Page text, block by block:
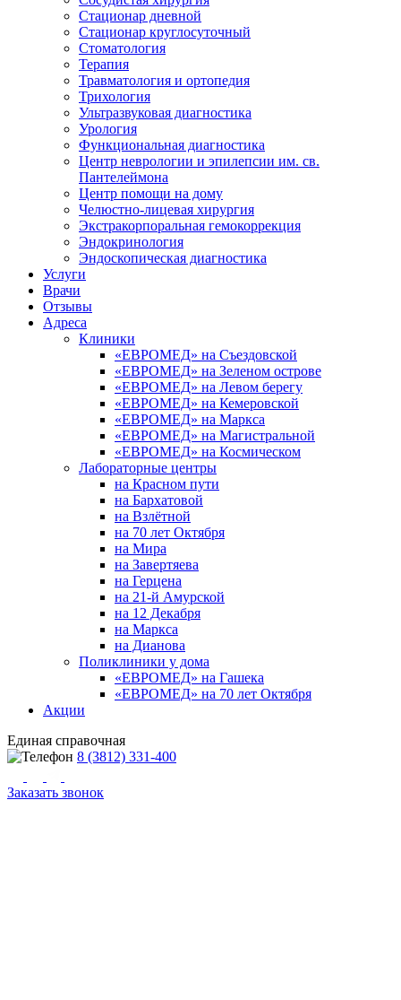
Стационар дневной
Стационар круглосуточный
Стоматология
Терапия
Травматология и ортопедия
Трихология
Ультразвуковая диагностика
Урология
Функциональная диагностика
Центр неврологии и эпилепсии им. св.
Пантелеймона
Центр помощи на дому
Челюстно-лицевая хирургия
Экстракорпоральная гемокоррекция
Эндокринология
Эндоскопическая диагностика
Услуги
Врачи
Отзывы
Адреса
Клиники
«ЕВРОМЕД» на Съездовской
«ЕВРОМЕД» на Зеленом острове
«ЕВРОМЕД» на Левом берегу
«ЕВРОМЕД» на Кемеровской
«ЕВРОМЕД» на Маркса
«ЕВРОМЕД» на Магистральной
«ЕВРОМЕД» на Космическом
Лабораторные центры
на Красном пути
на Бархатовой
на Взлётной
на 70 лет Октября
на Мира
на Завертяева
на Герцена
на 21-й Амурской
на 12 Декабря
на Маркса
на Дианова
Поликлиники у дома
«ЕВРОМЕД» на Гашека
«ЕВРОМЕД» на 70 лет Октября
Акции
Единая справочная
8 (3812) 331-400
Заказать звонок